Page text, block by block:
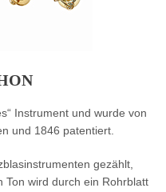
Instrument und wurde von
und 1846 patentiert.
gezählt,
Ton wird durch ein Rohrblatt